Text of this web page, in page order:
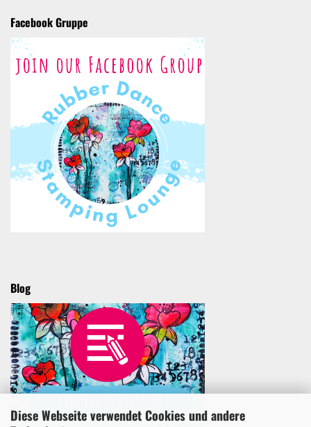
Diese Webseite verwendet Cookies und andere
Facebook Gruppe
Blog